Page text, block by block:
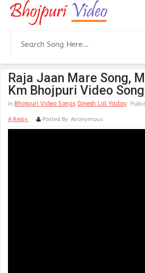
Raja Jaan Mare Song,
Km Bhojpuri Video Song
In Bhojpuri Video Songs Dinesh Lal Yadav
A Reply Posted By: Anonymous